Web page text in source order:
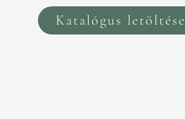
Katalógus letöltése